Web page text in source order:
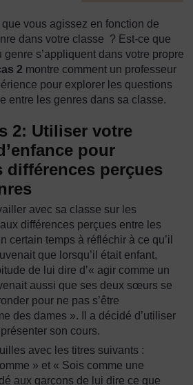
vous agissez en fonction de
dans votre classe ? Est-ce que
genre s’appliquent dans votre propre
2 montre comment un professeur
pour explorer les questions
entre les genres dans sa classe.
2: Utiliser votre
pour
différences perçues
avec sa classe sur les
différences perçues entre les
certain temps à réfléchir à ce qu’il
que lorsqu’il était enfant,
de lui dire d’« agir comme un
aussi que ses deux sœurs se
pour ne pas s’être
des dames ». Il a décidé d’utiliser
son cours.
avec les titres suivants :
» et « Sois comme une
aux garçons de lui dire ce que